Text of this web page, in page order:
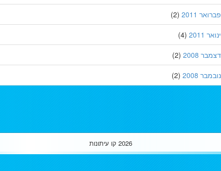
2011
(2)
2011
(4)
2008
(2)
2008
(2)
2026 קו עיתונות